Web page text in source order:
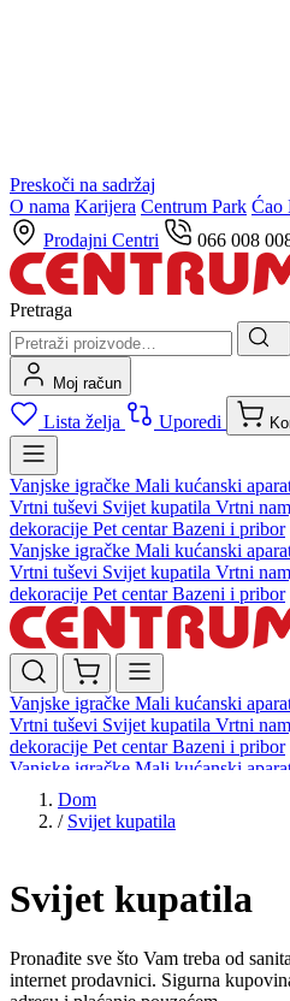
Preskoči na sadržaj
O nama Karijera Centrum Park Ćao
Prodajni Centri
066 008
Pretraga
Moj račun
Lista želja Uporedi
Vanjske igračke Mali kućanski
Vrtni tuševi Svijet kupatila Vrtni
dekoracije Pet centarBazeni i pribor
Vanjske igračke Mali kućanski
Vrtni tuševi Svijet kupatila Vrtni
dekoracije Pet centarBazeni i pribor
Vanjske igračke Mali kućanski
Vrtni tuševi Svijet kupatila Vrtni
dekoracije Pet centarBazeni i pribor
Vanjske igračke Mali kućanski
Vrtni tuševi
dekoracijePet centar
Dom
/ Svijet kupatila
Svijet kupatila
Pronađite sve što Vam treba od
internet prodavnici. Sigurna